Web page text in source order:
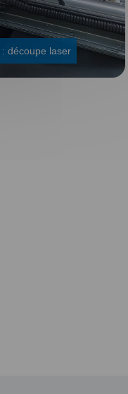
découpe laser